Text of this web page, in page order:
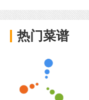
热门菜谱